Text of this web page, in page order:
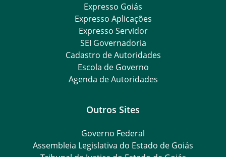
Expresso Goiás
Expresso Aplicações
Expresso Servidor
SEI Governadoria
Cadastro de Autoridades
Escola de Governo
Agenda de Autoridades
Outros Sites
Governo Federal
Assembleia Legislativa do Estado de Goiás